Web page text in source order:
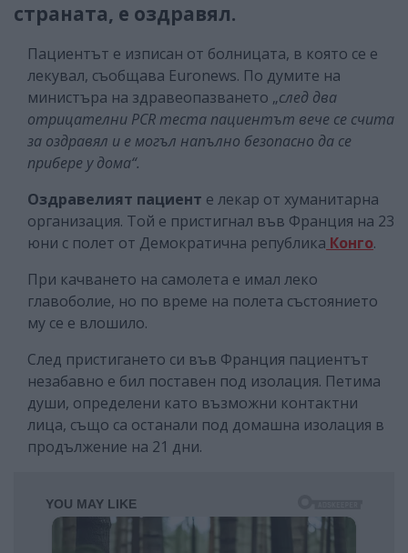
страната, е оздравял.
Пациентът е изписан от болницата, в която се е
лекувал, съобщава Euronews. По думите на
министъра на здравеопазването „след два
отрицателни PCR теста пациентът вече се счита
за оздравял и е могъл напълно безопасно да се
прибере у дома“.
Оздравелият пациент е лекар от хуманитарна
организация. Той е пристигнал във Франция на 23
юни с полет от Демократична република Конго.
При качването на самолета е имал леко
главоболие, но по време на полета състоянието
му се е влошило.
След пристигането си във Франция пациентът
незабавно е бил поставен под изолация. Петима
души, определени като възможни контактни
лица, също са останали под домашна изолация в
продължение на 21 дни.